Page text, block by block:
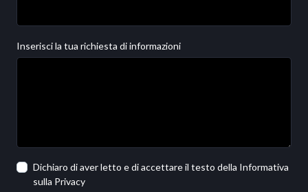
Inserisci la tua richiesta di informazioni
Dichiaro di aver letto e di accettare il testo della Informativa
sulla Privacy